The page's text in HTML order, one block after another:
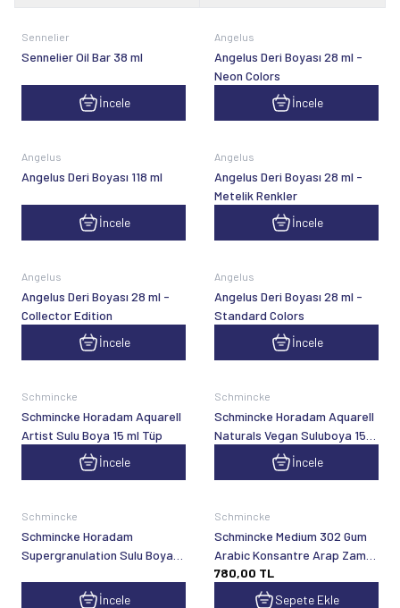
Yeni
Sennelier
Sennelier Oil Bar 38 ml
İncele
Angelus
Angelus Deri Boyası 28 ml -
Neon Colors
İncele
Angelus
Angelus Deri Boyası 118 ml
İncele
Angelus
Angelus Deri Boyası 28 ml -
Metelik Renkler
İncele
Angelus
Angelus Deri Boyası 28 ml -
Collector Edition
İncele
Angelus
Angelus Deri Boyası 28 ml -
Standard Colors
İncele
Schmincke
Schmincke Horadam Aquarell
Artist Sulu Boya 15 ml Tüp
İncele
Yeni
Schmincke
Schmincke Horadam Aquarell
Naturals Vegan Suluboya 15
İncele
Schmincke
Schmincke Horadam
Supergranulation Sulu Boya
İncele
Schmincke
Schmincke Medium 302 Gum
Arabic Konsantre Arap Zamkı
60 ml
780,00 TL
Sepete Ekle